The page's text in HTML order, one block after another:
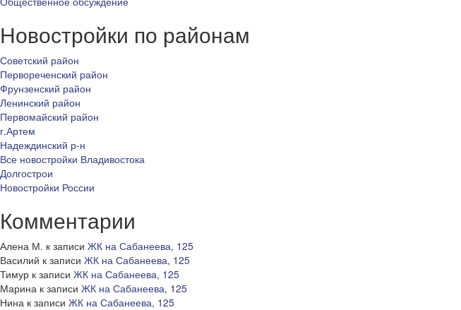
Новостройки по районам
Советский район
Первореченский район
Фрунзенский район
Ленинский район
Первомайский район
г.Артем
Надеждинский р-н
Все новостройки Владивостока
Долгострои
Новостройки России
Комментарии
Алена М. к записи ЖК на Сабанеева, 125
Василий к записи ЖК на Сабанеева, 125
Тимур к записи ЖК на Сабанеева, 125
Марина к записи ЖК на Сабанеева, 125
Нина к записи ЖК на Сабанеева, 125